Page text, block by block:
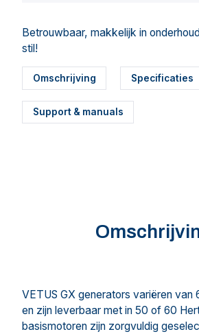
Betrouwbaar, makkelijk in
stil!
Omschrijving Specificaties
Support & manuals
VETUS GX generators variëren van
en zijn leverbaar met in 50 of 60
basismotoren zijn zorgvuldig